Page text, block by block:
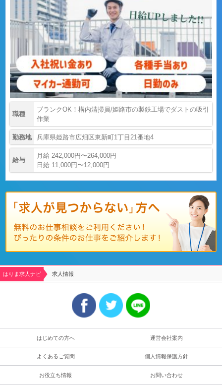
職種
ブランクOK！構内清掃員/姫路市の製鉄工場でダストの吸引
作業
勤務地 兵庫県姫路市広畑区東新町1丁目21番地4
給与
月給 242,000円〜264,000円
日給 11,000円〜12,000円
はりま求人ナビ 求人情報
はじめての方へ 運営会社案内
よくあるご質問 個人情報保護方針
お役立ち情報 お問い合わせ